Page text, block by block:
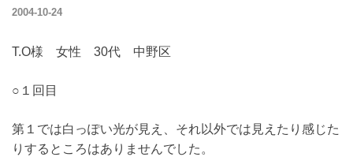
2004-10-24
T.O様 女性 30代 中野区
○１回目
第１では白っぽい光が見え、それ以外では見えたり感じた
りするところはありませんでした。